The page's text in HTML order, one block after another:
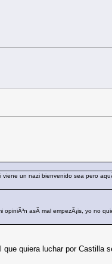
un nazi bienvenido sea pero
asÃ­ mal empezÃ¡is, yo no
quiera luchar por Castilla